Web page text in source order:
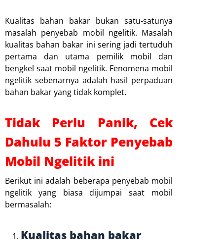
Kualitas bahan bakar bukan satu-satunya
masalah penyebab mobil ngelitik. Masalah
kualitas bahan bakar ini sering jadi tertuduh
pertama dan utama pemilik mobil dan
bengkel saat mobil ngelitik. Fenomena mobil
ngelitik sebenarnya adalah hasil perpaduan
bahan bakar yang tidak komplet.
Tidak Perlu Panik, Cek
Dahulu 5 Faktor Penyebab
Mobil Ngelitik ini
Berikut ini adalah beberapa penyebab mobil
ngelitik yang biasa dijumpai saat mobil
bermasalah:
Kualitas bahan bakar